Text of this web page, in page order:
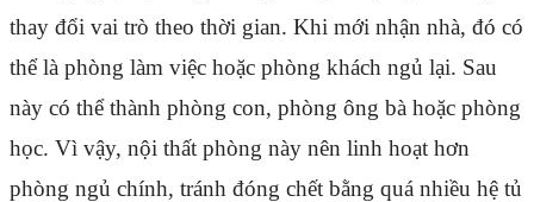
thay đổi vai trò theo thời gian. Khi mới nhận nhà, đó có
thể là phòng làm việc hoặc phòng khách ngủ lại. Sau
này có thể thành phòng con, phòng ông bà hoặc phòng
học. Vì vậy, nội thất phòng này nên linh hoạt hơn
phòng ngủ chính, tránh đóng chết bằng quá nhiều hệ tủ